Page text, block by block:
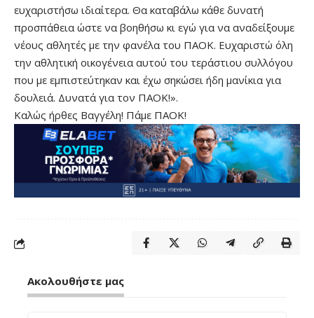
ευχαριστήσω ιδιαίτερα. Θα καταβάλω κάθε δυνατή
προσπάθεια ώστε να βοηθήσω κι εγώ για να αναδείξουμε
νέους αθλητές με την φανέλα του ΠΑΟΚ. Ευχαριστώ όλη
την αθλητική οικογένεια αυτού του τεράστιου συλλόγου
που με εμπιστεύτηκαν και έχω σηκώσει ήδη μανίκια για
δουλειά. Δυνατά για τον ΠΑΟΚ!».
Καλώς ήρθες Βαγγέλη! Πάμε ΠΑΟΚ!
Ακολουθήστε μας